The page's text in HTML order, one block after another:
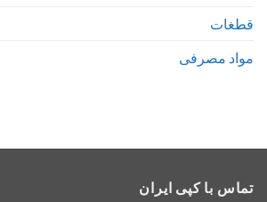
قطغات
مواد مصرفی
تماس با کپی ایران